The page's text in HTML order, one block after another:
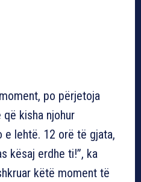
po përjetoja
kisha njohur
e lehtë. 12 orë të gjata,
kësaj erdhe ti!”, ka
këtë moment të